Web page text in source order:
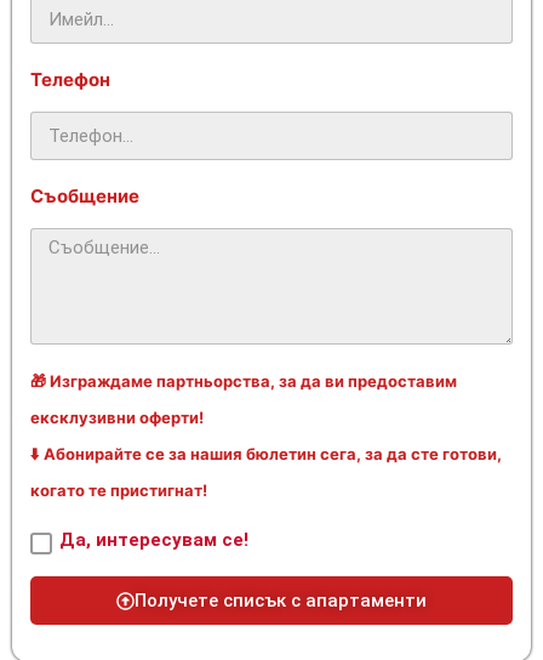
Телефон
Съобщение
🎁 Изграждаме партньорства, за да ви предоставим
ексклузивни оферти!
⬇️ Абонирайте се за нашия бюлетин сега, за да сте готови,
когато те пристигнат!
Да, интересувам се!
Получете списък с апартаменти